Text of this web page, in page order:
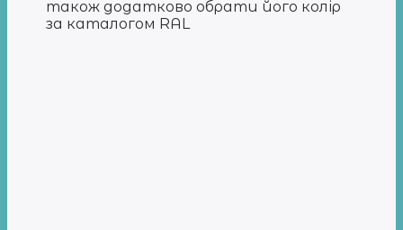
також додатково обрати його колір
за каталогом RAL